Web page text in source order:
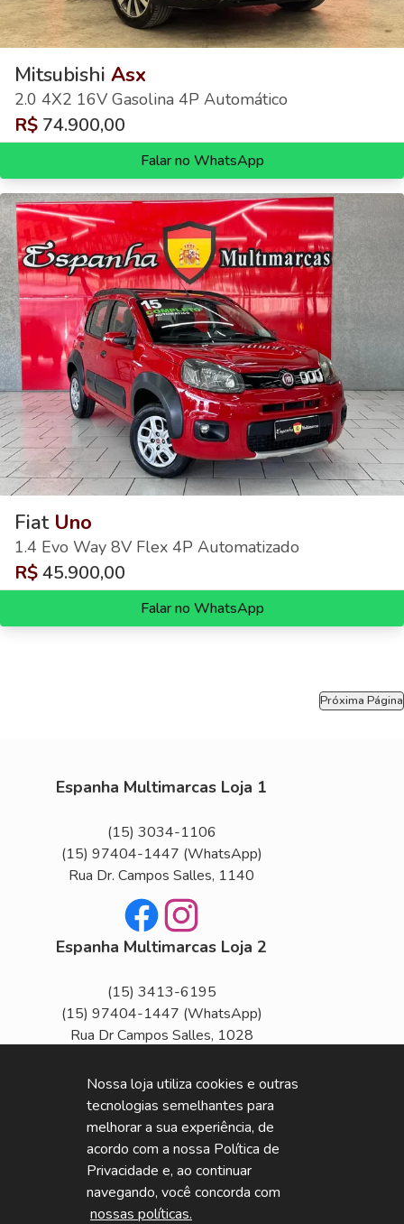
Mitsubishi Asx
2.0 4X2 16V Gasolina 4P Automático
R$ 74.900,00
Falar no WhatsApp
Fiat Uno
1.4 Evo Way 8V Flex 4P Automatizado
R$45.900,00
Falar no WhatsApp
Próxima Página
Espanha Multimarcas Loja 1
(15) 3034-1106
(15) 97404-1447 (WhatsApp)
Rua Dr. Campos Salles, 1140
FacebookInstagram
Espanha Multimarcas Loja 2
(15) 3413-6195
(15) 97404-1447 (WhatsApp)
Rua Dr Campos Salles, 1028
Seg Sex
Segunda a Sexta das 8h às 18h
Sábado das 8h às 14h
Nossa loja utiliza cookies e outras
tecnologias semelhantes para
melhorar a sua experiência, de
acordo com a nossa Política de
Privacidade e, ao continuar
navegando, você concorda com
nossas políticas.